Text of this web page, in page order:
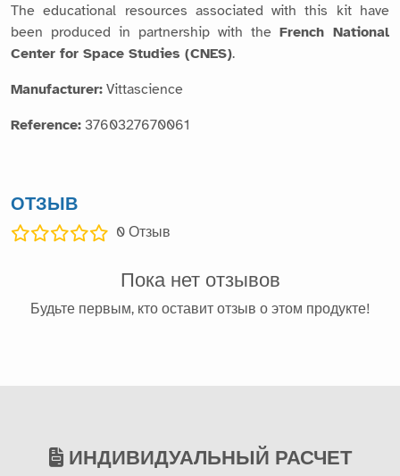
The educational resources associated with this kit have
been produced in partnership with the French National
Center for Space Studies (CNES).
Manufacturer: Vittascience
Reference: 3760327670061
ОТЗЫВ
0 Отзыв
Пока нет отзывов
Будьте первым, кто оставит отзыв о этом продукте!
ИНДИВИДУАЛЬНЫЙ РАСЧЕТ